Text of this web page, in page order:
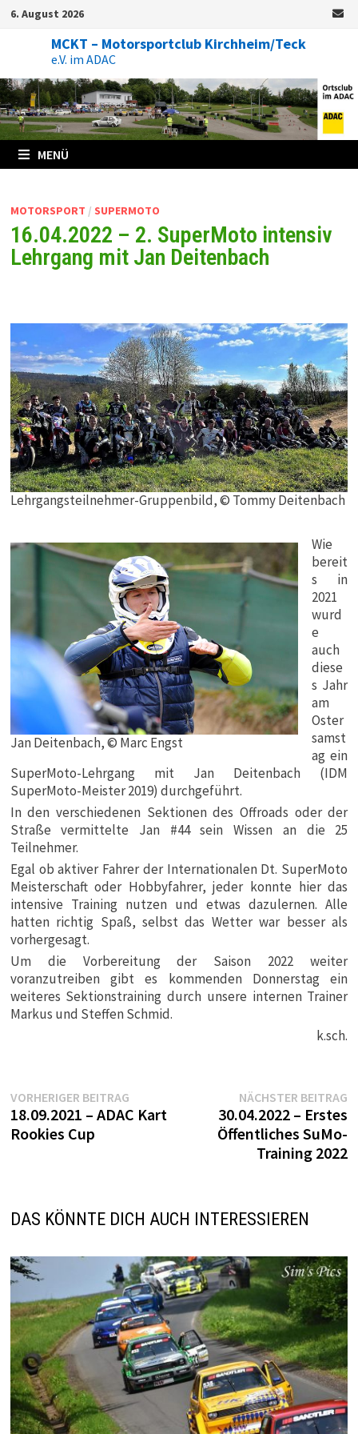
Zum6. August 2026
MCKT – Motorsportclub Kirchheim/Teck
e.V. im ADAC
MENÜ
MOTORSPORT / SUPERMOTO
16.04.2022 – 2. SuperMoto intensiv
Lehrgang mit Jan Deitenbach
Lehrgangsteilnehmer-Gruppenbild, © Tommy Deitenbach
Jan Deitenbach, © Marc Engst
Wie
bereit
s in
2021
wurd
e
auch
diese
s Jahr
am
Oster
samst
ag ein
SuperMoto-Lehrgang mit Jan Deitenbach (IDM
SuperMoto-Meister 2019) durchgeführt.
In den verschiedenen Sektionen des Offroads oder der
Straße vermittelte Jan #44 sein Wissen an die 25
Teilnehmer.
Egal ob aktiver Fahrer der Internationalen Dt. SuperMoto
Meisterschaft oder Hobbyfahrer, jeder konnte hier das
intensive Training nutzen und etwas dazulernen. Alle
hatten richtig Spaß, selbst das Wetter war besser als
vorhergesagt.
Um die Vorbereitung der Saison 2022 weiter
voranzutreiben gibt es kommenden Donnerstag ein
weiteres Sektionstraining durch unsere internen Trainer
Markus und Steffen Schmid.
k.sch.
Beitragsnavigation
VORHERIGER BEITRAGVorheriger
Beitrag:
18.09.2021 – ADAC Kart
Rookies Cup
NÄCHSTER BEITRAG
30.04.2022 – Erstes
Öffentliches SuMo-
Training 2022
DAS KÖNNTE DICH AUCH INTERESSIEREN